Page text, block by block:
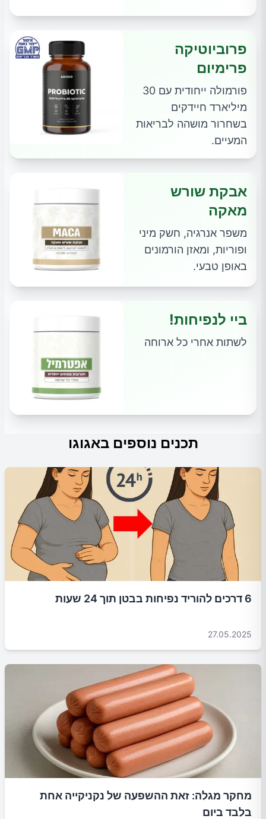
פרוביוטיקה
פרימיום
פורמולה ייחודית עם 30
מיליארד חיידקים
בשחרור מושהה לבריאות
המעיים.
אבקת שורש
מאקה
משפר אנרגיה, חשק מיני
ופוריות, ומאזן הורמונים
באופן טבעי.
ביי לנפיחות!
לשתות אחרי כל ארוחה
תכנים נוספים באגוגו
6 דרכים להוריד נפיחות בבטן תוך 24 שעות
27.05.2025
מחקר מגלה: זאת ההשפעה של נקניקייה אחת
בלבד ביום